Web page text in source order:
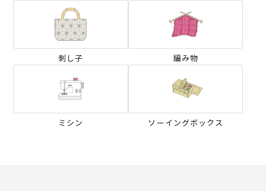
刺し子 編み物
ミシン ソーイングボックス